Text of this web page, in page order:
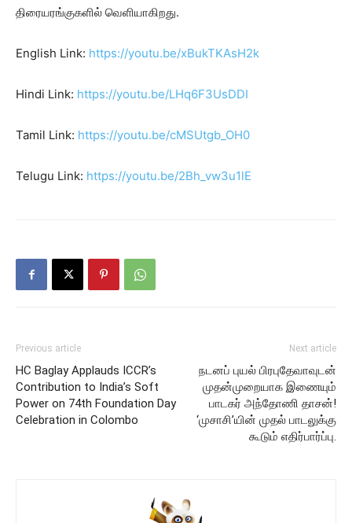
திரையரங்குகளில் வெளியாகிறது.
English Link: https://youtu.be/xBukTKAsH2k
Hindi Link: https://youtu.be/LHq6F3UsDDI
Tamil Link: https://youtu.be/cMSUtgb_OH0
Telugu Link: https://youtu.be/2Bh_vw3u1lE
Previous article
HC Baglay Applauds ICCR’s
Contribution to India’s Soft
Power on 74th Foundation Day
Celebration in Colombo
Next article
நடனப் புயல் பிரபுதேவாவுடன்
முதன்முறையாக இணையும்
பாடகர் அந்தோணி தாசன்!
‘முசாசி’யின் முதல் பாடலுக்கு
கூடும் எதிர்பார்ப்பு.